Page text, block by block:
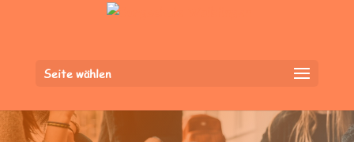
Seite wählen